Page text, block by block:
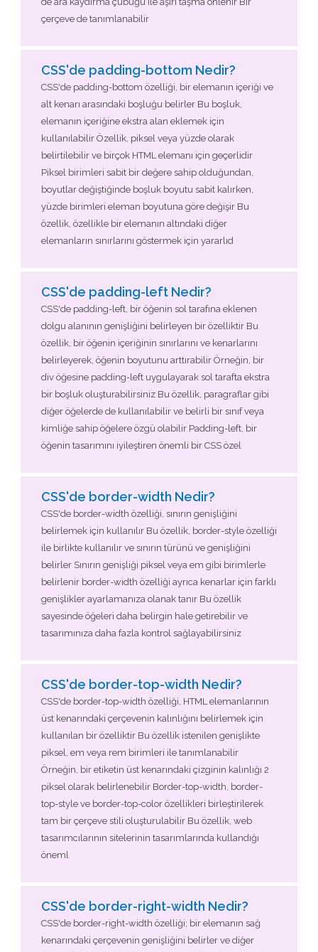
çerçeve de tanımlanabilir
CSS'de padding-bottom Nedir?
CSS'de padding-bottom özelliği, bir elemanın içeriği ve
alt kenarı arasındaki boşluğu belirler Bu boşluk,
elemanın içeriğine ekstra alan eklemek için
kullanılabilir Özellik, piksel veya yüzde olarak
belirtilebilir ve birçok HTML elemanı için geçerlidir
Piksel birimleri sabit bir değere sahip olduğundan,
boyutlar değiştiğinde boşluk boyutu sabit kalırken,
yüzde birimleri eleman boyutuna göre değişir Bu
özellik, özellikle bir elemanın altındaki diğer
elemanların sınırlarını göstermek için yararlıd
CSS'de padding-left Nedir?
CSS'de padding-left, bir öğenin sol tarafına eklenen
dolgu alanının genişliğini belirleyen bir özelliktir Bu
özellik, bir öğenin içeriğinin sınırlarını ve kenarlarını
belirleyerek, öğenin boyutunu arttırabilir Örneğin, bir
div öğesine padding-left uygulayarak sol tarafta ekstra
bir boşluk oluşturabilirsiniz Bu özellik, paragraflar gibi
diğer öğelerde de kullanılabilir ve belirli bir sınıf veya
kimliğe sahip öğelere özgü olabilir Padding-left, bir
öğenin tasarımını iyileştiren önemli bir CSS özel
CSS'de border-width Nedir?
CSS'de border-width özelliği, sınırın genişliğini
belirlemek için kullanılır Bu özellik, border-style özelliği
ile birlikte kullanılır ve sınırın türünü ve genişliğini
belirler Sınırın genişliği piksel veya em gibi birimlerle
belirlenir border-width özelliği ayrıca kenarlar için farklı
genişlikler ayarlamanıza olanak tanır Bu özellik
sayesinde öğeleri daha belirgin hale getirebilir ve
tasarımınıza daha fazla kontrol sağlayabilirsiniz
CSS'de border-top-width Nedir?
CSS'de border-top-width özelliği, HTML elemanlarının
üst kenarındaki çerçevenin kalınlığını belirlemek için
kullanılan bir özelliktir Bu özellik istenilen genişlikte
piksel, em veya rem birimleri ile tanımlanabilir
Örneğin, bir etiketin üst kenarındaki çizginin kalınlığı 2
piksel olarak belirlenebilir Border-top-width, border-
top-style ve border-top-color özellikleri birleştirilerek
tam bir çerçeve stili oluşturulabilir Bu özellik, web
tasarımcılarının sitelerinin tasarımlarında kullandığı
öneml
CSS'de border-right-width Nedir?
CSS'de border-right-width özelliği; bir elemanın sağ
kenarındaki çerçevenin genişliğini belirler ve diğer